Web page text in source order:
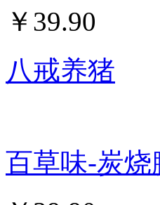
￥ 39.90
八戒养猪
百草味-炭烧